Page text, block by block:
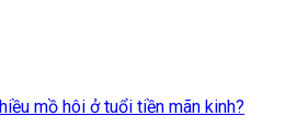
mồ hôi ở tuổi tiền mãn kinh?